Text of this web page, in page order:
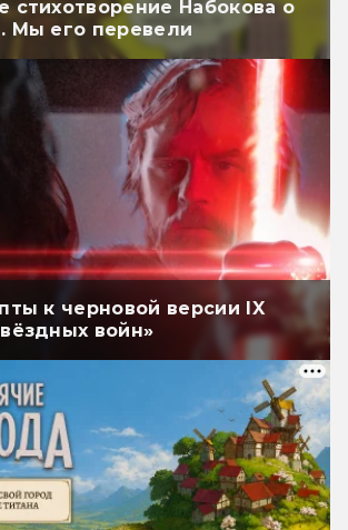
стихотворение Набокова о
Мы его перевели
к черновой версии IX
войн»